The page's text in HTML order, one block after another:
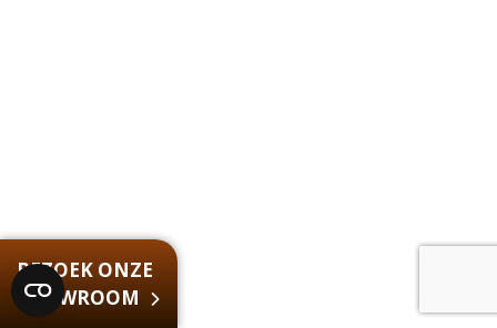
BEZOEK ONZE
SHOWROOM